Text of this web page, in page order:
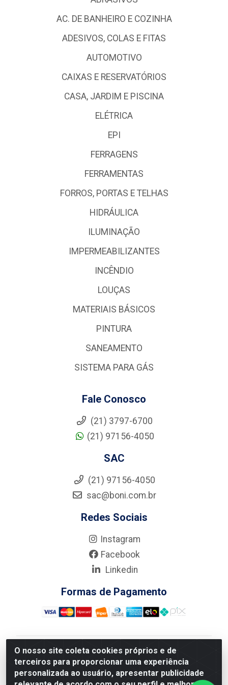
O nosso site coleta cookies próprios e de
terceiros para proporcionar uma experiência
personalizada ao usuário, apresentar publicidade
AC. DE BANHEIRO E COZINHA
ADESIVOS, COLAS E FITAS
AUTOMOTIVO
CAIXAS E RESERVATÓRIOS
CASA, JARDIM E PISCINA
ELÉTRICA
EPI
FERRAGENS
FERRAMENTAS
FORROS, PORTAS E TELHAS
HIDRÁULICA
ILUMINAÇÃO
IMPERMEABILIZANTES
INCÊNDIO
LOUÇAS
MATERIAIS BÁSICOS
PINTURA
SANEAMENTO
SISTEMA PARA GÁS
Fale Conosco
(21) 3797-6700
(21) 97156-4050
SAC
(21) 97156-4050
sac@boni.com.br
Redes Sociais
Instagram
Facebook
Linkedin
Formas de Pagamento
Nova Boni Distribuidora de Material de Construção LTDA
- Rua Alice Tibiriçá, 330 - Vila Da Penha, Rio de
Janeiro/RJ - CEP: 21.210-110 - CNPJ: 11.003.135/0001-